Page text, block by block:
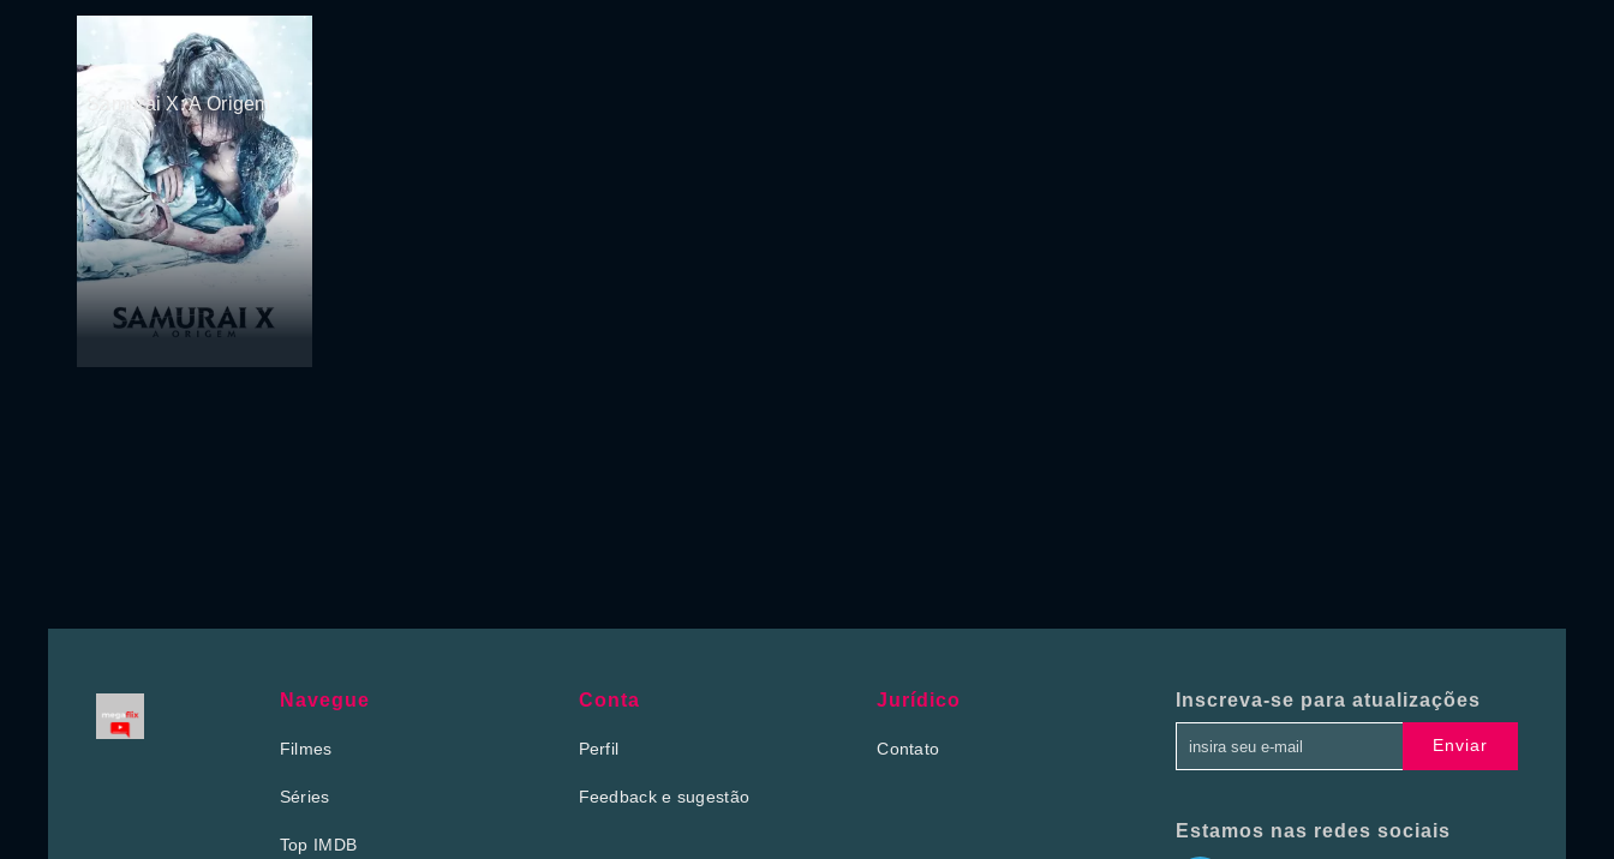
Samurai X: A Origem
Navegue
Filmes
Séries
Top IMDB
Conta
Perfil
Feedback e sugestão
Jurídico
Contato
Inscreva-se para atualizações
Enviar
Estamos nas redes sociais